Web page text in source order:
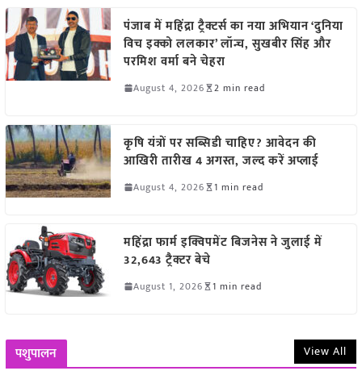
पंजाब में महिंद्रा ट्रैक्टर्स का नया अभियान ‘दुनिया
विच इक्को ललकार’ लॉन्च, सुखबीर सिंह और
परमिश वर्मा बने चेहरा
August 4, 2026 2 min read
कृषि यंत्रों पर सब्सिडी चाहिए? आवेदन की
आखिरी तारीख 4 अगस्त, जल्द करें अप्लाई
August 4, 2026 1 min read
महिंद्रा फार्म इक्विपमेंट बिजनेस ने जुलाई में
32,643 ट्रैक्टर बेचे
August 1, 2026 1 min read
पशुपालन View All